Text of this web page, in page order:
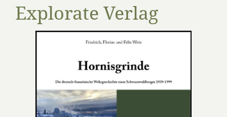
Explorate Verlag